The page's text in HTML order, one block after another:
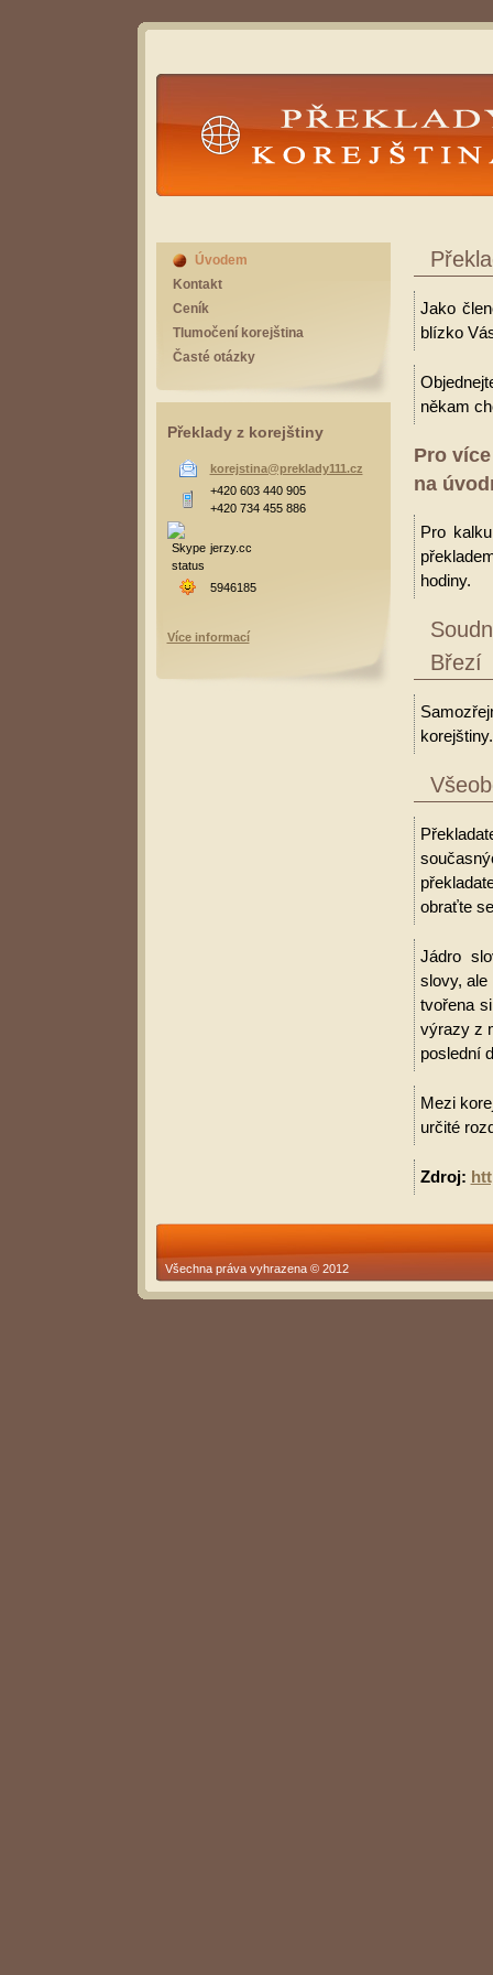
Překlady Korejština
Jako
blízko
někam
Pro
na
Pro
hodiny.
Březí
korejštiny.
obraťte
Jádro
slovy, ale
tvořena
výrazy z
poslední
Mezi
určité
Zdroj:
Úvodem
Kontakt
Ceník
Tlumočení korejština
Časté otázky
Překlady z korejštiny
korejstina@preklady111.cz
+420 603 440 905
+420 734 455 886
jerzy.cc
5946185
Více informací
Všechna práva vyhrazena © 2012